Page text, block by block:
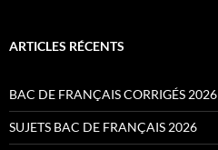
ARTICLES RÉCENTS
BAC DE FRANÇAIS CORRIGÉS 2026
SUJETS BAC DE FRANÇAIS 2026